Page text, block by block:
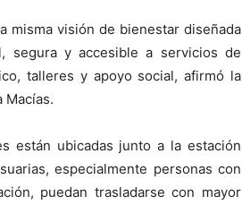
misma visión de bienestar diseñada
segura y accesible a servicios de
talleres y apoyo social, afirmó la
Macías.
están ubicadas junto a la estación
especialmente personas con
puedan trasladarse con mayor